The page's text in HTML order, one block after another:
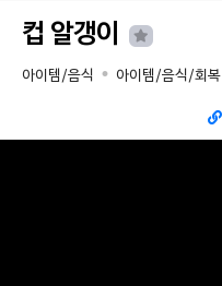
컵 알갱이
아이템/음식 아이템/음식/회복